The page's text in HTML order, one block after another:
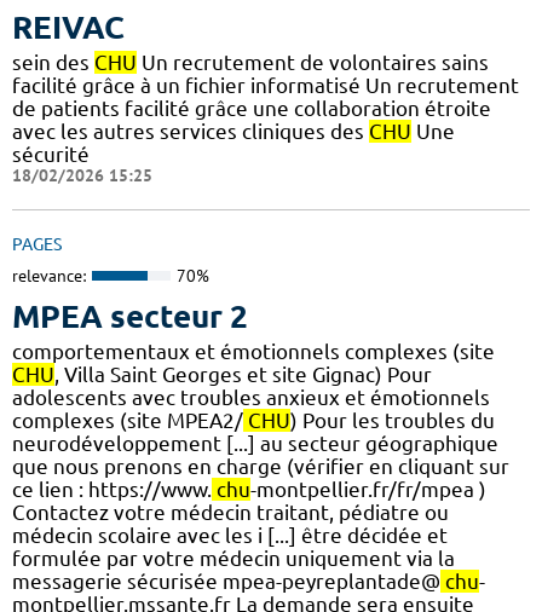
REIVAC
sein des CHU Un recrutement de volontaires sains
facilité grâce à un fichier informatisé Un recrutement
de patients facilité grâce une collaboration étroite
avec les autres services cliniques des CHU Une
sécurité
18/02/2026 15:25
PAGES
relevance: 70%
MPEA secteur 2
comportementaux et émotionnels complexes (site
CHU , Villa Saint Georges et site Gignac) Pour
adolescents avec troubles anxieux et émotionnels
complexes (site MPEA2/ CHU) Pour les troubles du
neurodéveloppement [...] au secteur géographique
que nous prenons en charge (vérifier en cliquant sur
ce lien : https://www. chu-montpellier.fr/fr/mpea )
Contactez votre médecin traitant, pédiatre ou
médecin scolaire avec les i [...] être décidée et
formulée par votre médecin uniquement via la
messagerie sécurisée mpea-peyreplantade@ chu-
montpellier.mssante.fr La demande sera ensuite